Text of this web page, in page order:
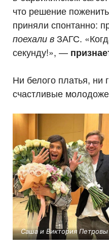
что решение
приняли спонтанно:
поехали в ЗАГС.
секунду!», —
Ни белого платья, ни
счастливые
Саша и Виктория Петровы